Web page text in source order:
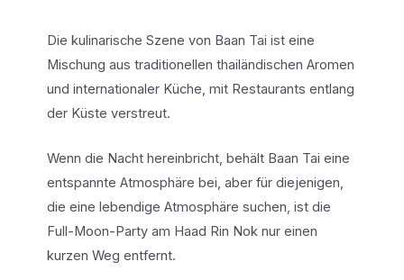
Die kulinarische Szene von Baan Tai ist eine
Mischung aus traditionellen thailändischen Aromen
und internationaler Küche, mit Restaurants entlang
der Küste verstreut.
Wenn die Nacht hereinbricht, behält Baan Tai eine
entspannte Atmosphäre bei, aber für diejenigen,
die eine lebendige Atmosphäre suchen, ist die
Full-Moon-Party am Haad Rin Nok nur einen
kurzen Weg entfernt.